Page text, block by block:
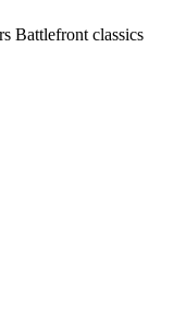
Battlefront classics